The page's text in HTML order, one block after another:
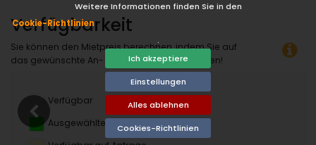
Weitere Informationen finden Sie in den
Cookie-Richtlinien
.
Ich akzeptiere
Einstellungen
Alles ablehnen
Cookies-Richtlinien
Verfügbarkeit
Sie können den Mietpreis berechnen, indem Sie auf
das gewünschte An- und Abreisedatum klicken!
Verfügbar
Ausgewählte Termine